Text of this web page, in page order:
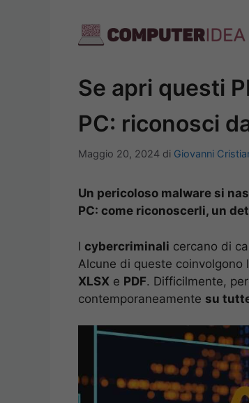
Se apri questi
PC: riconosci
Maggio 20, 2024 di Giovanni
Un pericoloso malware si
PC: come riconoscerli, un
I cybercriminali cercano di
Alcune di queste coinvolgono
XLSX e PDF. Difficilmente,
contemporaneamente su